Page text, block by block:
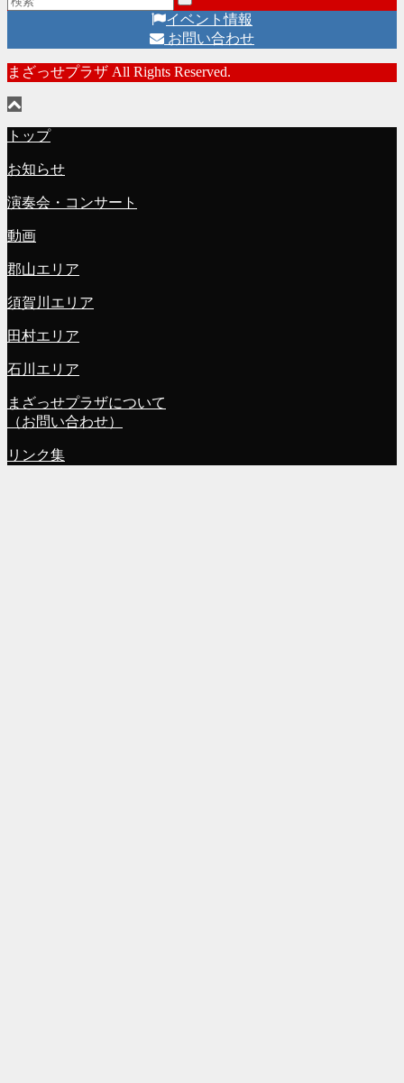
イベント情報
お問い合わせ
まざっせプラザ All Rights Reserved.
トップ
お知らせ
演奏会・コンサート
動画
郡山エリア
須賀川エリア
田村エリア
石川エリア
まざっせプラザについて
（お問い合わせ）
リンク集